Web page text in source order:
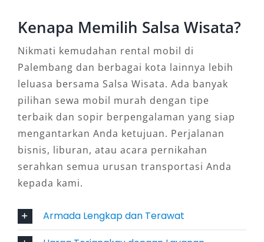
2. Daihatsu Xenia
Daihatsu Xenia menawarkan performa yang
andal dengan harga yang terjangkau. Dengan
desain yang modern dan kabin yang luas,
kendaraan ini menjadi pilihan tepat untuk
perjalanan dalam kota maupun luar kota.
3. Mitsubishi Xpander
Mitsubishi Xpander hadir dengan desain yang
elegan dan fitur keselamatan yang canggih.
Suspensi yang nyaman membuat perjalanan
Anda lebih stabil, bahkan di medan yang
Kenapa Memilih Salsa Wisata?
Nikmati kemudahan rental mobil di
Palembang dan berbagai kota lainnya lebih
leluasa bersama Salsa Wisata. Ada banyak
pilihan sewa mobil murah dengan tipe
terbaik dan sopir berpengalaman yang siap
mengantarkan Anda ketujuan. Perjalanan
bisnis, liburan, atau acara pernikahan
serahkan semua urusan transportasi Anda
kepada kami.
Armada Lengkap dan Terawat